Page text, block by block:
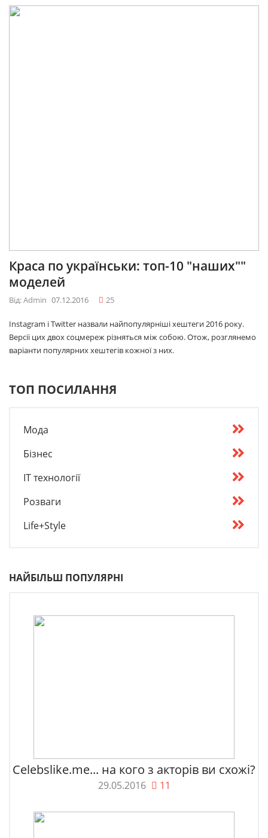
Краса по українськи: топ-10 "наших""
моделей
Від: Admin 07.12.2016 25
Instagram і Twitter назвали найпопулярніші хештеги 2016 року.
Версії цих двох соцмереж різняться між собою. Отож, розглянемо
варіанти популярних хештегів кожної з них.
ТОП ПОСИЛАННЯ
Мода
Бізнес
IT технології
Розваги
Life+Style
НАЙБІЛЬШ ПОПУЛЯРНІ
Celebslike.me... на кого з акторів ви схожі?
29.05.2016 11